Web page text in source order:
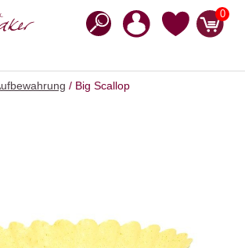
0
/ Big Scallop